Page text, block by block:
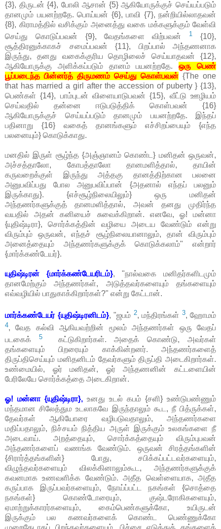
{3}, திருடன் {4}, போலி ஆசான் {5} ஆகியோருக்குச் செய்யப்படும்
தானமும் பயனற்றதே. பொய்யன் {6}, பாவி {7}, நன்றியில்லாதவன்
{8}, கிராமத்தில் வசிக்கும் அனைத்து வகை மக்களுக்கும் வேள்வி
செய்து கொடுப்பவன் {9}, வேதங்களை விற்பவன்
1 {10},
சூத்திரனுக்காகச் சமைப்பவன் {11}, பிறப்பால் அந்தணனாக
இருந்து, தனது வகைக்குரிய தொழிலைச் செய்யாதவன் {12},
ஆகியோருக்கு அளிக்கப்படும் தானம் பயனற்றதே.ஒரு பெண்
பூப்படைந்த பின்னர்த் திருமணம் செய்து கொள்பவன் {The one
that has married a girl after the accession of puberty } {13},
பெண்கள் {14}, பாம்புடன் விளையாடுபவன் {15}, வீட்டு ஊழியம்
செய்வதில் தன்னை ஈடுபடுத்திக் கொள்பவன் {16}
ஆகியோருக்குச் செய்யப்படும் தானமும் பயனற்றதே. இந்தப்
பதினாறு {16} வகைத் தானங்களும் எச்சிறப்பையும் {எந்த
பலனையும்} கொடுக்காது.
மனதில் இருள் சூழ்ந்த {அஞ்ஞானம் கொண்ட} மனிதன் ஒருவன்,
அச்சத்தாலோ, கோபத்தாலோ தானமளித்தால், தாயின்
கருவறைக்குள் இருந்து அத்தகு தானத்திற்கான பலனை
அனுபவிப்பது போல அனுபவிப்பான் {அதனால் எந்தப் பலனும்
இருக்காது}. {எச்சூழ்நிலையிலும்} ஒரு மனிதன்
அந்தணர்களுக்குத் தானமளித்தால், அவன் தனது முதிர்ந்த
வயதில் அதன் கனியைச் சுவைக்கிறான். எனவே, ஓ! மன்னா
{யுதிஷ்டிரா}, சொர்க்கத்தின் வழியை அடைய வேண்டும் என்று
விரும்பும் ஒருவன், எந்தச் சூழ்நிலையானாலும், தான் விரும்பும்
அனைத்தையும் அந்தணர்களுக்குக் கொடுக்கலாம்" என்றார்
{மார்க்கண்டேயர்}.
யுதிஷ்டிரன் {மார்க்கண்டேயரிடம்}, "நால்வகை மனிதர்களிடமும்
தானமேற்கும் அந்தணர்கள், அடுத்தவர்களையும் தங்களையும்
எவ்வழியில் பாதுகாக்கிறார்கள்?" என்று கேட்டான்.
மார்க்கண்டேயர் {யுதிஷ்டிரனிடம்}, "ஜபம் 2, மந்திரங்கள் 3, ஹோமம்
4, வேத கல்வி ஆகியவற்றின் மூலம் அந்தணர்கள் ஒரு வேதப்
படகைக் 5கட்டுகிறார்கள். அதைக் கொண்டு, அவர்கள்
தங்களையும் பிறரையும் காக்கின்றனர். அந்தணர்களைத்
திருப்திசெய்யும் மனிதனிடம் தேவர்களும் திருப்தி அடைகிறார்கள்.
உண்மையில், ஓர் மனிதன், ஓர் அந்தணனின் கட்டளையின்
பேரிலேயே சொர்க்கத்தை அடைகிறான்.
ஓ! மன்னா {யுதிஷ்டிரா}, உனது உடல் கபம் {சளி} உண்டுபண்ணும்
மந்தமான சிலேத்தும உடலாகவே இருந்தாலும் கூட, நீ பித்ருக்கள்,
தேவர்கள் ஆகியோரை வழிபடுவதாலும், அந்தணர்களை
மதிப்பதாலும், நிச்சயம் நித்திய அருள் இருக்கும் உலகங்களை நீ
அடைவாய். அறத்தையும், சொர்க்கத்தையும் விரும்புபவன்
அந்தணர்களைப் வணங்க வேண்டும். ஒருவன் சிரத்தங்களின்
{சிரார்த்தங்களின்} போது, சபிக்கப்பட்டவர்களையும்,
விழுந்தவர்களையும் விலக்கினாலும்கூட, அந்தணர்களுக்குக்
கவனமாக உணவளிக்க வேண்டும். அதீத வெள்ளையாக, அதீத
கருப்பாக இருப்பவர்களையும், நோய்ப்பட்ட நகங்கள் {சொத்தை
நகங்கள்} கொண்டோரையும், குஷ்டரோகிகளையும்,
ஏமாற்றுக்காரர்களையும், கைம்பெண்களுக்கோ, உயிருடன்
இருக்கும் பல கணவர்களைக் கொண்ட பெண்ணுக்கோ